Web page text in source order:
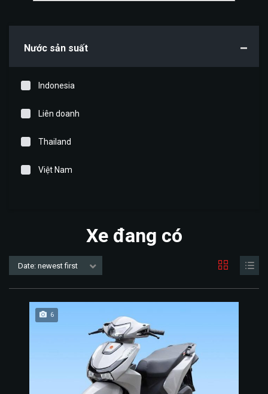
Nước sản suất
Indonesia
Liên doanh
Thailand
Việt Nam
Xe đang có
Date: newest first
6